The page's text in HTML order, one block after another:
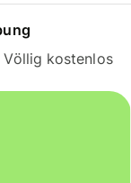
Völlig kostenlos